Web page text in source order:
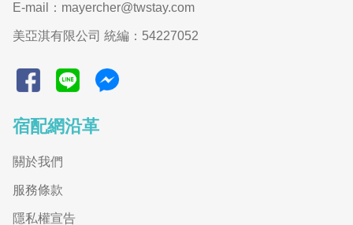
E-mail：mayercher@twstay.com
美亞淇有限公司 統編：54227052
宿配網沿革
關於我們
服務條款
隱私權宣告